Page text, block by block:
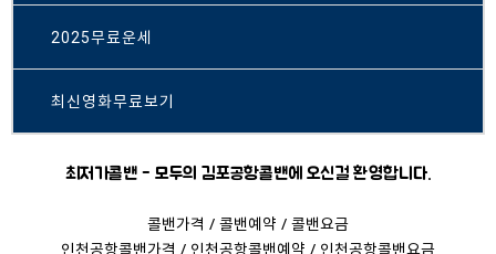
2025무료운세
최신영화무료보기
최저가콜밴 - 모두의 김포공항콜밴에 오신걸 환영합니다.
콜밴가격 / 콜밴예약 / 콜밴요금
인천공항콜밴가격 / 인천공항콜밴예약 / 인천공항콜밴요금